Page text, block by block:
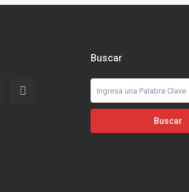
Buscar
Buscar